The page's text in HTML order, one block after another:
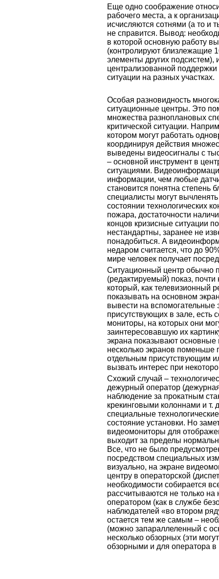
Еще одно соображение
рабочего места, а к
исчисляются сотнями (а то и
не справится. Вывод:
в которой основную работу
(контролируют близлежащие
элементы других подсистем),
централизованной
ситуации на разных участках.
Особая разновидность
ситуационные центры. Это
множества разноплановых
критической ситуации.
котором могут работать
координируя действия
выведены видеосигналы с
– основной инструмент в
ситуациями.
информации, чем любые
становится понятна степень
специалисты могут
состоянии технологических
пожара, достаточности
концов кризисные ситуации
нестандартны, заранее не
понадобиться. А
недаром считается, что до
мире человек получает
Ситуационный центр обычно
(редактируемый) показ,
который, как телевизионный
показывать на основном
вывести на вспомогательные
присутствующих в зале,
мониторы, на которых они
заинтересовавшую их
экрана показывают
несколько экранов поменьше
отдельным присутствующим
вызвать интерес при
Схожий случай –
дежурный оператор
наблюдение за прокатным
крекинговыми колоннами и т.
специальные
состояние установки. Но
видеомониторы для
выходит за пределы
Все, что не было
посредством специальных
визуально, на экране
центру в операторской
необходимости собирается
рассчитываются не только
оператором (как в службе
наблюдателей «во втором
остается тем же самым –
(можно запараллеленный с
несколько обзорных (эти
обзорными и для оператора